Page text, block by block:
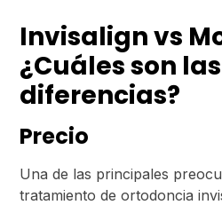
Invisalign vs
¿Cuáles son las
diferencias?
Precio
Una de las principales
tratamiento de ortodoncia